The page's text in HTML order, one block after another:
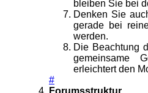
bleiben Sie bei
Denken Sie
gerade bei
werden.
Die Beachtung
gemeinsame
erleichtert den
#